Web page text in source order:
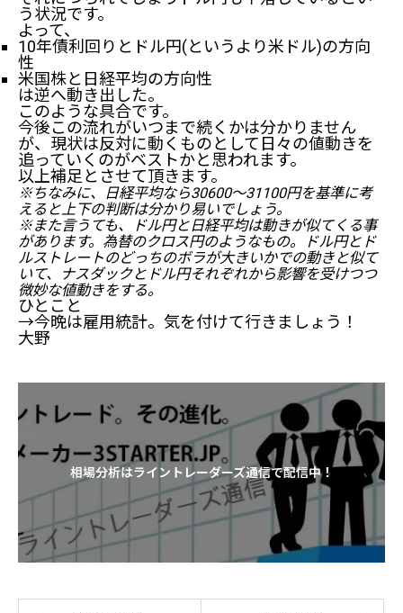
う状況です。
よって、
10年債利回りとドル円(というより米ドル)の方向
性
米国株と日経平均の方向性
は逆へ動き出した。
このような具合です。
今後この流れがいつまで続くかは分かりません
が、現状は反対に動くものとして日々の値動きを
追っていくのがベストかと思われます。
以上補足とさせて頂きます。
※ちなみに、日経平均なら30600～31100円を基準に考
えると上下の判断は分かり易いでしょう。
※また言うても、ドル円と日経平均は動きが似てくる事
があります。為替のクロス円のようなもの。ドル円とド
ルストレートのどっちのボラが大きいかでの動きと似て
いて、ナスダックとドル円それぞれから影響を受けつつ
微妙な値動きをする。
ひとこと
→今晩は雇用統計。気を付けて行きましょう！
大野
相場分析はライントレーダーズ通信で配信中！